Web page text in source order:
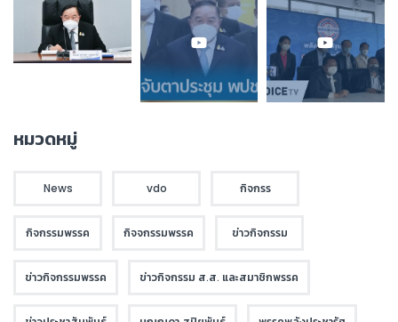
หมวดหมู่
News vdo กิจกรร
กิจกรรมพรรค กิจจกรรมพรรค ข่าวกิจกรรม
ข่าวกิจกรรมพรรค ข่าวกิจกรรม ส.ส. และสมาชิกพรรค